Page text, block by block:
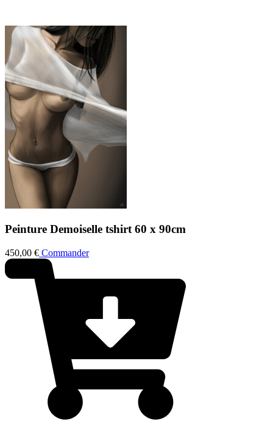
Peinture Demoiselle tshirt 60 x 90cm
450,00 € Commander